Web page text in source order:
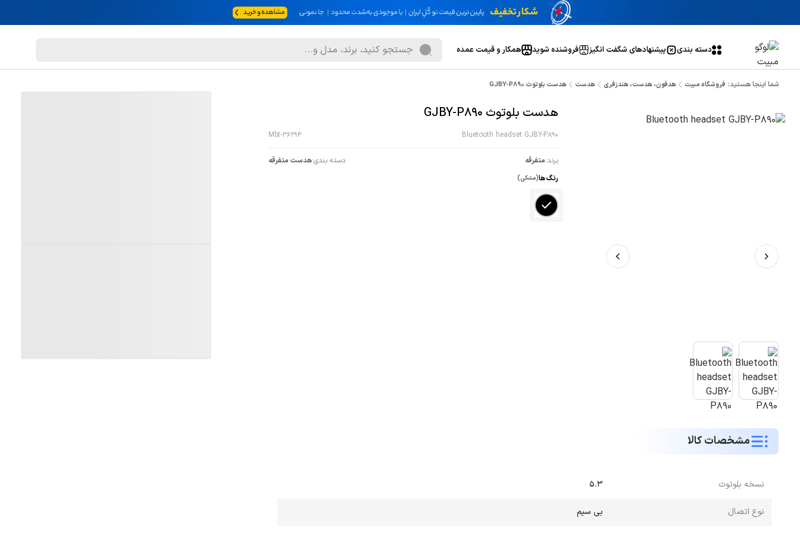
دسته بندی پیشنهاد‌های شگفت انگیز فروشنده شوید همکار و قیمت عمده
شما اینجا هستید: فروشگاه مبیت هدفون، هدست، هندزفری هدست هدست بلوتوث GJBY-P890
هدست بلوتوث GJBY-P890
Bluetooth headset GJBY-P890
Mbt-36294
برند:متفرقه دسته بندی:هدست متفرقه
رنگ ها(مشکی)
مشخصات کالا
نسخه بلوتوث 5.3
نوع اتصال بی سیم